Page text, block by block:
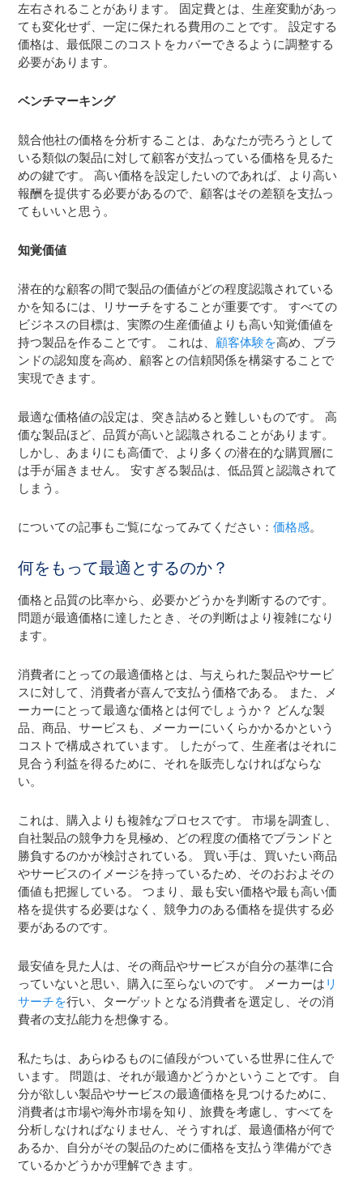
左右されることがあります。 固定費とは、生産変動があっ
ても変化せず、一定に保たれる費用のことです。 設定する
価格は、最低限このコストをカバーできるように調整する
必要があります。
ベンチマーキング
競合他社の価格を分析することは、あなたが売ろうとして
いる類似の製品に対して顧客が支払っている価格を見るた
めの鍵です。 高い価格を設定したいのであれば、より高い
報酬を提供する必要があるので、顧客はその差額を支払っ
てもいいと思う。
知覚価値
潜在的な顧客の間で製品の価値がどの程度認識されている
かを知るには、リサーチをすることが重要です。 すべての
ビジネスの目標は、実際の生産価値よりも高い知覚価値を
持つ製品を作ることです。 これは、 顧客体験を高め、ブラ
ンドの認知度を高め、顧客との信頼関係を構築することで
実現できます。
最適な価格値の設定は、突き詰めると難しいものです。 高
価な製品ほど、品質が高いと認識されることがあります。
しかし、あまりにも高価で、より多くの潜在的な購買層に
は手が届きません。 安すぎる製品は、低品質と認識されて
しまう。
についての記事もご覧になってみてください：価格感。
何をもって最適とするのか？
価格と品質の比率から、必要かどうかを判断するのです。
問題が最適価格に達したとき、その判断はより複雑になり
ます。
消費者にとっての最適価格とは、与えられた製品やサービ
スに対して、消費者が喜んで支払う価格である。 また、メ
ーカーにとって最適な価格とは何でしょうか？ どんな製
品、商品、サービスも、メーカーにいくらかかるかという
コストで構成されています。 したがって、生産者はそれに
見合う利益を得るために、それを販売しなければならな
い。
これは、購入よりも複雑なプロセスです。 市場を調査し、
自社製品の競争力を見極め、どの程度の価格でブランドと
勝負するのかが検討されている。 買い手は、買いたい商品
やサービスのイメージを持っているため、そのおおよその
価値も把握している。 つまり、最も安い価格や最も高い価
格を提供する必要はなく、競争力のある価格を提供する必
要があるのです。
最安値を見た人は、その商品やサービスが自分の基準に合
っていないと思い、購入に至らないのです。 メーカーは リ
サーチを行い、ターゲットとなる消費者を選定し、その消
費者の支払能力を想像する。
私たちは、あらゆるものに値段がついている世界に住んで
います。 問題は、それが最適かどうかということです。 自
分が欲しい製品やサービスの最適価格を見つけるために、
消費者は市場や海外市場を知り、旅費を考慮し、すべてを
分析しなければなりません、そうすれば、最適価格が何で
あるか、自分がその製品のために価格を支払う準備ができ
ているかどうかが理解できます。